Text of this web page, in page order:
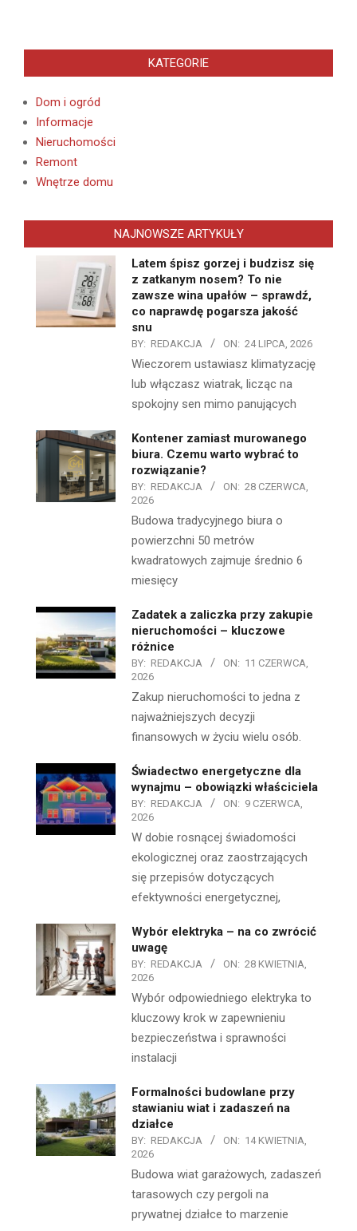
KATEGORIE
Dom i ogród
Informacje
Nieruchomości
Remont
Wnętrze domu
NAJNOWSZE ARTYKUŁY
Latem śpisz gorzej i budzisz się
z zatkanym nosem? To nie
zawsze wina upałów – sprawdź,
co naprawdę pogarsza jakość
snu
BY: REDAKCJA ON: 24 LIPCA, 2026
Wieczorem ustawiasz klimatyzację
lub włączasz wiatrak, licząc na
spokojny sen mimo panujących
Kontener zamiast murowanego
biura. Czemu warto wybrać to
rozwiązanie?
BY: REDAKCJA ON: 28 CZERWCA,
2026
Budowa tradycyjnego biura o
powierzchni 50 metrów
kwadratowych zajmuje średnio 6
miesięcy
Zadatek a zaliczka przy zakupie
nieruchomości – kluczowe
różnice
BY: REDAKCJA ON: 11 CZERWCA,
2026
Zakup nieruchomości to jedna z
najważniejszych decyzji
finansowych w życiu wielu osób.
Świadectwo energetyczne dla
wynajmu – obowiązki właściciela
BY: REDAKCJA ON: 9 CZERWCA,
2026
W dobie rosnącej świadomości
ekologicznej oraz zaostrzających
się przepisów dotyczących
efektywności energetycznej,
Wybór elektryka – na co zwrócić
uwagę
BY: REDAKCJA ON: 28 KWIETNIA,
2026
Wybór odpowiedniego elektryka to
kluczowy krok w zapewnieniu
bezpieczeństwa i sprawności
instalacji
Formalności budowlane przy
stawianiu wiat i zadaszeń na
działce
BY: REDAKCJA ON: 14 KWIETNIA,
2026
Budowa wiat garażowych, zadaszeń
tarasowych czy pergoli na
prywatnej działce to marzenie